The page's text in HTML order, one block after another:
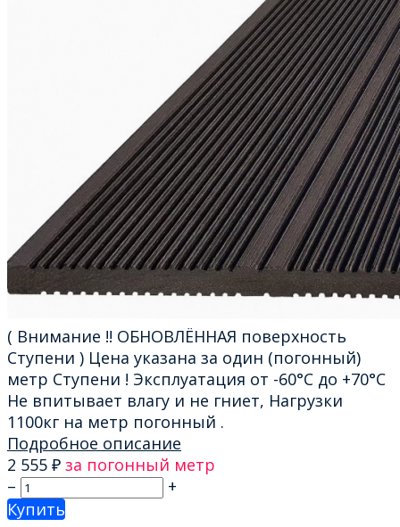
( Внимание !! ОБНОВЛЁННАЯ поверхность
Ступени ) Цена указана за один (погонный)
метр Ступени ! Эксплуатация от -60°С до +70°С
Не впитывает влагу и не гниет, Нагрузки
1100кг на метр погонный .
Подробное описание
2 555 ₽ за погонный метр
–
+
Купить